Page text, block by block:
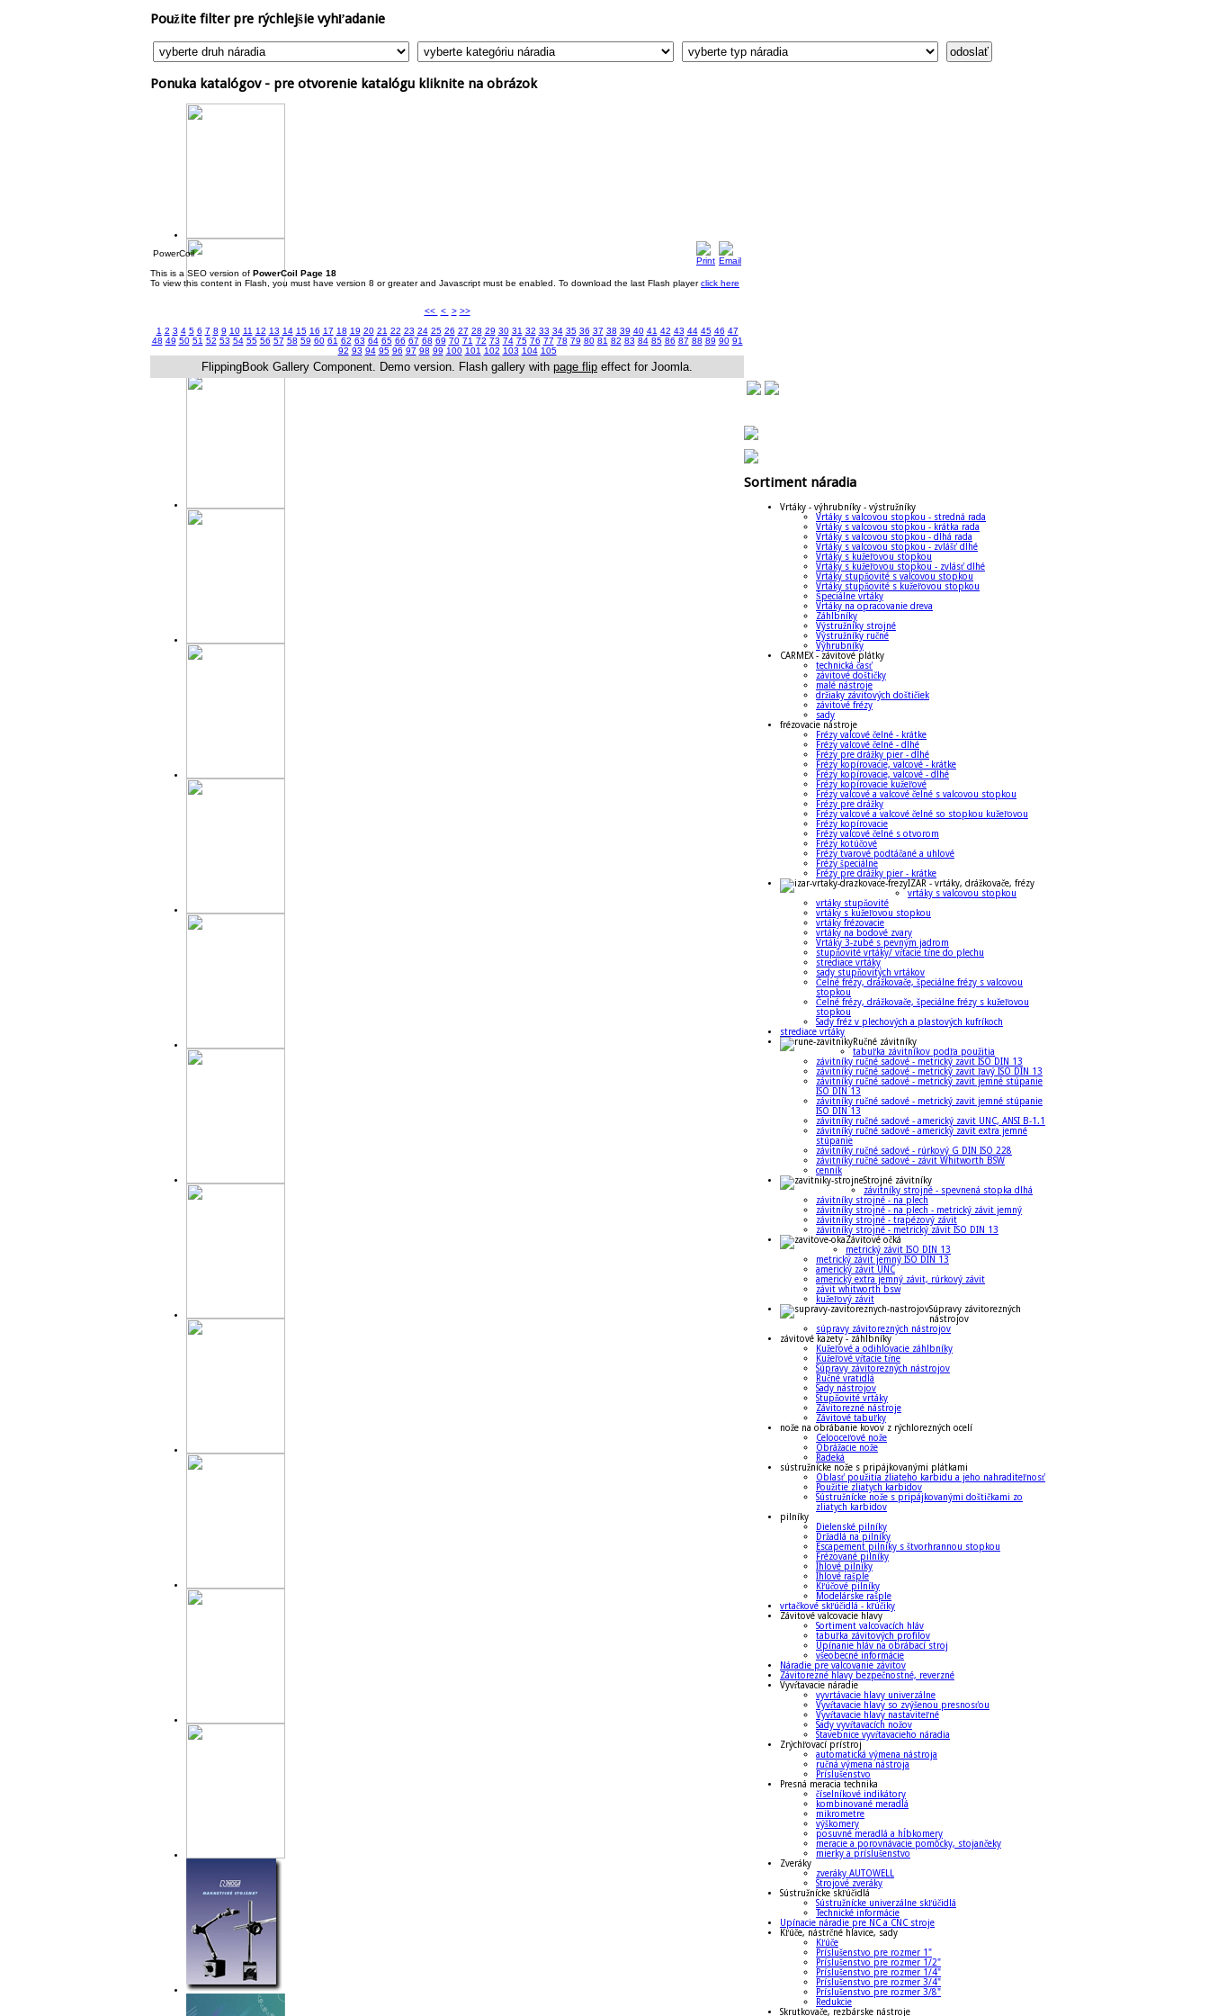
Použite filter pre rýchlejšie vyhľadanie
Ponuka katalógov - pre otvorenie katalógu kliknite na obrázok
PowerCoil
This is a SEO version of PowerCoil Page 18
To view this content in Flash, you must have version 8 or greater and Javascript must be enabled. To download the last Flash playerclick here
<< < > >>
1 2 3 4 5 6 7 8 9 10 11 12 13 14 15 16 17 18 19 20 21 22 23 24 25 26 27 28 29 30 31 32 33 34 35 36 37 38 39 40 41 42 43 44 45 46 47
48 49 50 51 52 53 54 55 56 57 58 59 60 61 62 63 64 65 66 67 68 69 70 71 72 73 74 75 76 77 78 79 80 81 82 83 84 85 86 87 88 89 90 91
92 93 94 95 96 97 98 99 100 101 102 103 104 105
FlippingBook Gallery Component. Demo version. Flash gallery with page flip effect for Joomla.
Sortiment náradia
Vrtáky - výhrubníky - výstružníky
Vrtáky s valcovou stopkou - stredná rada
Vrtáky s valcovou stopkou - krátka rada
Vrtáky s valcovou stopkou - dlhá rada
Vrtáky s valcovou stopkou - zvlášť dlhé
Vrtáky s kužeľovou stopkou
Vrtáky s kužeľovou stopkou - zvlásť dlhé
Vrtáky stupňovité s valcovou stopkou
Vrtáky stupňovité s kužeľovou stopkou
Špeciálne vrtáky
Vrtáky na opracovanie dreva
Záhlbníky
Výstružníky strojné
Výstružníky ručné
Výhrubníky
CARMEX - závitové plátky
technická časť
závitové doštičky
malé nástroje
držiaky závitových doštičiek
závitové frézy
sady
frézovacie nástroje
Frézy valcové čelné - krátke
Frézy valcové čelné - dlhé
Frézy pre drážky pier - dlhé
Frézy kopírovacie, valcové - krátke
Frézy kopírovacie, valcové - dlhé
Frézy kopírovacie kužeľové
Frézy valcové a valcové čelné s valcovou stopkou
Frézy pre drážky
Frézy valcové a valcové čelné so stopkou kužeľovou
Frézy kopírovacie
Frézy valcové čelné s otvorom
Frézy kotúčové
Frézy tvarové podtáčané a uhlové
Frézy špeciálne
Frézy pre drážky pier - krátke
IZAR - vrtáky, drážkovače, frézy
vrtáky s valcovou stopkou
vrtáky stupňovité
vrtáky s kužeľovou stopkou
vrtáky frézovacie
vrtáky na bodové zvary
Vrtáky 3-zubé s pevným jadrom
stupňovité vrtáky/ vŕtacie tŕne do plechu
strediace vrtáky
sady stupňovitých vrtákov
Čelné frézy, drážkovače, špeciálne frézy s valcovou
stopkou
Čelné frézy, drážkovače, špeciálne frézy s kužeľovou
stopkou
Sady fréz v plechových a plastových kufríkoch
strediace vrtáky
Ručné závitníky
tabuľka závitníkov podľa použitia
závitníky ručné sadové - metrický zavit ISO DIN 13
závitníky ručné sadové - metrický zavit ľavý ISO DIN 13
závitníky ručné sadové - metrický zavit jemné stúpanie
ISO DIN 13
závitníky ručné sadové - metrický zavit jemné stúpanie
ISO DIN 13
závitníky ručné sadové - americký zavit UNC, ANSI B-1.1
závitníky ručné sadové - americký zavit extra jemné
stúpanie
závitníky ručné sadové - rúrkový G DIN ISO 228
závitníky ručné sadové - závit Whitworth BSW
cenník
Strojné závitníky
závitníky strojné - spevnená stopka dlhá
závitníky strojné - na plech
závitníky strojné - na plech - metrický závit jemný
závitníky strojné - trapézový závit
závitníky strojné - metrický závit ISO DIN 13
Závitové očká
metrický závit ISO DIN 13
metrický závit jemný ISO DIN 13
americký závit UNC
americký extra jemný závit, rúrkový závit
závit whitworth bsw
kužeľový závit
Súpravy závitorezných
nástrojov
súpravy závitorezných nástrojov
závitové kazety - záhlbníky
Kužeľové a odihlovacie záhlbníky
Kužeľové vŕtacie tŕne
Súpravy závitorezných nástrojov
Ručné vratidlá
Sady nástrojov
Stupňovité vrtáky
Závitorezné nástroje
Závitové tabuľky
nože na obrábanie kovov z rýchlorezných ocelí
Celooceľové nože
Obrážacie nože
Radeká
sústružnícke nože s pripájkovanými plátkami
Oblasť použitia zliateho karbidu a jeho nahraditeľnosť
Použitie zliatych karbidov
Sústružnícke nože s pripájkovanými doštičkami zo
zliatych karbidov
pilníky
Dielenské pilníky
Držadlá na pilníky
Escapement pilníky s štvorhrannou stopkou
Frézované pilníky
Ihlové pilníky
Ihlové rašple
Kľúčové pilníky
Modelárske rašple
vrtačkové skľúčidlá - kľúčiky
Závitové valcovacie hlavy
Sortiment valcovacích hláv
tabuľka závitových profilov
Upínanie hláv na obrábací stroj
všeobecné informácie
Náradie pre valcovanie závitov
Závitorezné hlavy bezpečnostné, reverzné
Vyvŕtavacie náradie
vyvrtávacie hlavy univerzálne
Vyvŕtavacie hlavy so zvýšenou presnosťou
Vyvŕtavacie hlavy nastaviteľné
Sady vyvŕtavacích nožov
Stavebnice vyvŕtavacieho náradia
Zrýchľovací prístroj
automatická výmena nástroja
ručná výmena nástroja
Príslušenstvo
Presná meracia technika
číselníkové indikátory
kombinované meradlá
mikrometre
výškomery
posuvné meradlá a hĺbkomery
meracie a porovnávacie pomôcky, stojančeky
mierky a príslušenstvo
Zveráky
zveráky AUTOWELL
Strojové zveráky
Sústružnícke skľúčidlá
Sústružnícke univerzálne skľúčidlá
Technické informácie
Upínacie náradie pre NC a CNC stroje
Kľúče, nástrčné hlavice, sady
Kľúče
Príslušenstvo pre rozmer 1"
Príslušenstvo pre rozmer 1/2"
Príslušenstvo pre rozmer 1/4"
Príslušenstvo pre rozmer 3/4"
Príslušenstvo pre rozmer 3/8"
Redukcie
Skrutkovače, rezbárske nástroje